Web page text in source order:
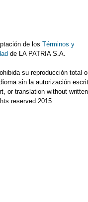
de los Términos y
de LA PATRIA S.A.
su reproducción total o
sin la autorización
or translation without written
reserved 2015